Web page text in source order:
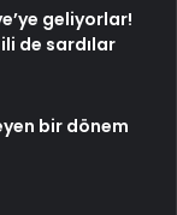
geliyorlar!
de sardılar
bir dönem